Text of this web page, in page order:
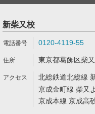
新柴又校
0120-4119-55
東京都葛飾区柴
北総鉄道北総線
京成金町線 柴又
京成本線 京成高